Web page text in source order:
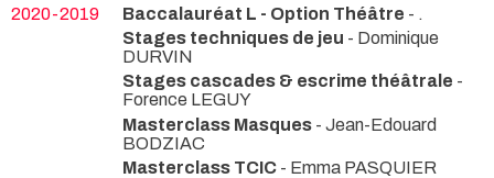
2020-2019
Baccalauréat L - Option Théâtre - .
Stages techniques de jeu - Dominique
DURVIN
Stages cascades & escrime théâtrale -
Forence LEGUY
Masterclass Masques - Jean-Edouard
BODZIAC
Masterclass TCIC - Emma PASQUIER